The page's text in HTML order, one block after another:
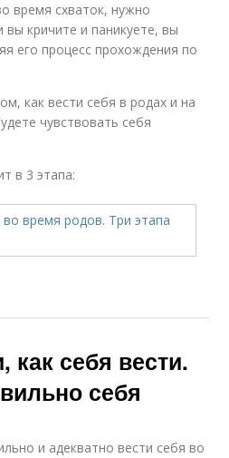
время схваток, нужно
вы кричите и паникуете, вы
его процесс прохождения по
как вести себя в родах и на
чувствовать себя
в 3 этапа:
себя вести.
себя
и адекватно вести себя во